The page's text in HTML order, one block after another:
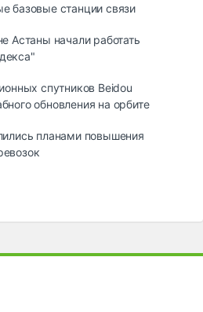
базовые станции связи
Астаны начали работать
спутников Beidou
обновления на орбите
планами повышения